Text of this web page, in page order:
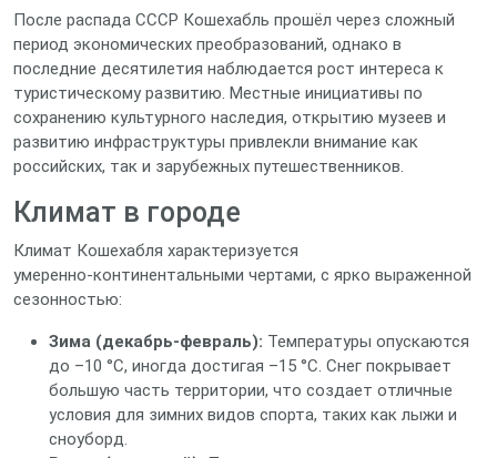
После распада СССР Кошехабль прошёл через сложный
период экономических преобразований, однако в
последние десятилетия наблюдается рост интереса к
туристическому развитию. Местные инициативы по
сохранению культурного наследия, открытию музеев и
развитию инфраструктуры привлекли внимание как
российских, так и зарубежных путешественников.
Климат в городе
Климат Кошехабля характеризуется
умеренно‑континентальными чертами, с ярко выраженной
сезонностью:
Зима (декабрь‑февраль): Температуры опускаются
до –10 °C, иногда достигая –15 °C. Снег покрывает
большую часть территории, что создает отличные
условия для зимних видов спорта, таких как лыжи и
сноуборд.